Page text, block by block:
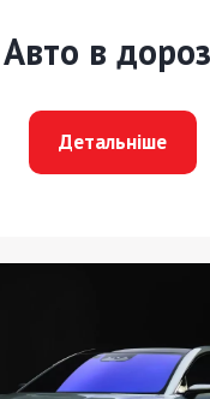
Авто в
Детальніше